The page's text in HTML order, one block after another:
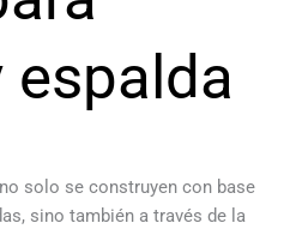
espalda
solo se construyen con base
sino también a través de la